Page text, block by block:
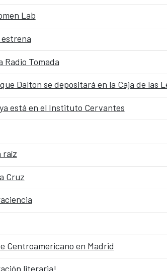
Lab
estrena
Radio Tomada
Dalton se depositará en la Caja de
está en el Instituto Cervantes
raíz
Cruz
Centroamericano en Madrid
literaria!